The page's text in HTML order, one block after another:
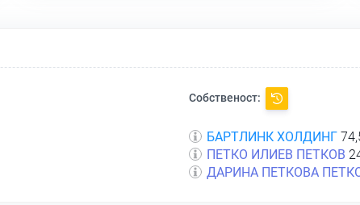
Собственост:
БАРТЛИНК ХОЛДИНГ
ПЕТКО ИЛИЕВ ПЕТКОВ
ДАРИНА ПЕТКОВА